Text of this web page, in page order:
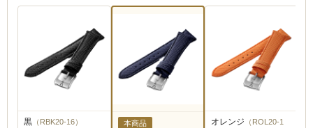
黒 （RBK20-16）
本商品
オレンジ （ROL20-1